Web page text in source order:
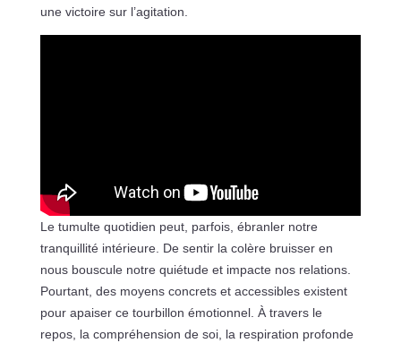
une victoire sur l’agitation.
Le tumulte quotidien peut, parfois, ébranler notre
tranquillité intérieure. De sentir la colère bruisser en
nous bouscule notre quiétude et impacte nos relations.
Pourtant, des moyens concrets et accessibles existent
pour apaiser ce tourbillon émotionnel. À travers le
repos, la compréhension de soi, la respiration profonde